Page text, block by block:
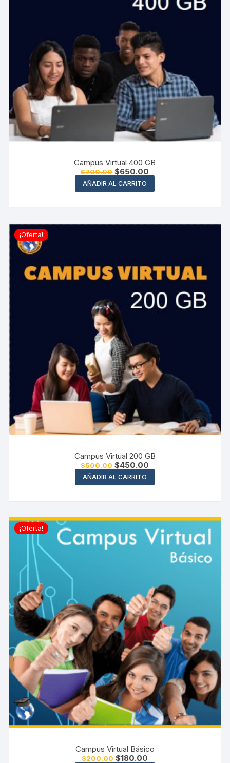
Campus Virtual 400 GB
$700.00 El
precio
original
era:
$650.00
precio
es:
AÑADIR AL CARRITO
¡Oferta!
Campus Virtual 200 GB
$500.00 El
precio
original
era:
$450.00
precio
es:
AÑADIR AL CARRITO
¡Oferta!
Campus Virtual Básico
$200.00 El
$180.00